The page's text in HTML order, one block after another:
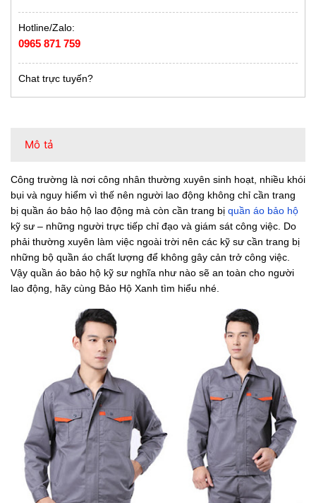
Hotline/Zalo:
0965 871 759
Chat trực tuyến?
Mô tả
Công trường là nơi công nhân thường xuyên sinh hoạt, nhiều khói
bụi và nguy hiểm vì thế nên người lao động không chỉ cần trang
bị quần áo bảo hộ lao động mà còn cần trang bị quần áo bảo hộ
kỹ sư – những người trực tiếp chỉ đạo và giám sát công việc. Do
phải thường xuyên làm việc ngoài trời nên các kỹ sư cần trang bị
những bộ quần áo chất lượng để không gây cản trở công việc.
Vậy quần áo bảo hộ kỹ sư nghĩa như nào sẽ an toàn cho người
lao động, hãy cùng Bảo Hộ Xanh tìm hiểu nhé.